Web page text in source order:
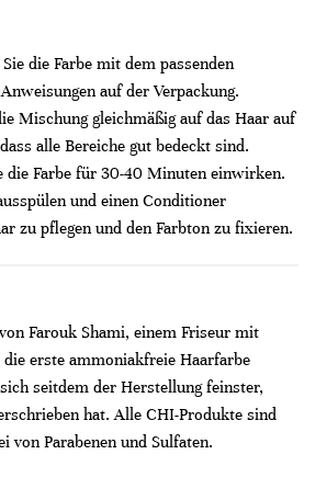
die Farbe mit dem passenden
auf der Verpackung.
Mischung gleichmäßig auf das Haar auf
alle Bereiche gut bedeckt sind.
die Farbe für 30-40 Minuten einwirken.
und einen Conditioner
zu pflegen und den Farbton zu fixieren.
Farouk Shami, einem Friseur mit
erste ammoniakfreie Haarfarbe
seitdem der Herstellung feinster,
hat. Alle CHI-Produkte sind
von Parabenen und Sulfaten.